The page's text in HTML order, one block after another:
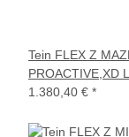
Tein FLEX Z
PROACTIVE,XD
1.380,40 € *